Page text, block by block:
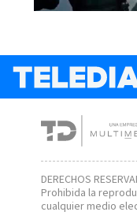
DERECHOS
Prohibida la
cualquier medio